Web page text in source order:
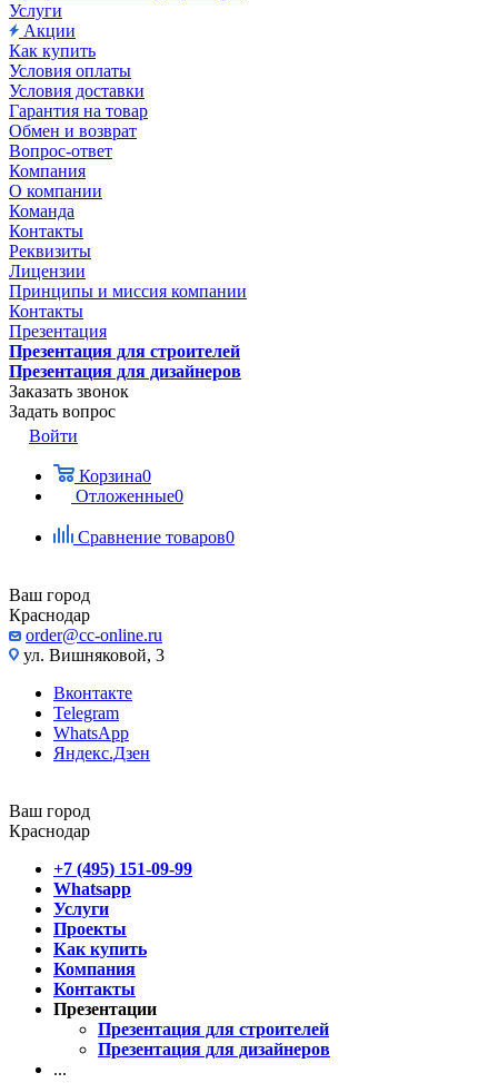
Услуги
Акции
Как купить
Условия оплаты
Условия доставки
Гарантия на товар
Обмен и возврат
Вопрос-ответ
Компания
О компании
Команда
Контакты
Реквизиты
Лицензии
Принципы и миссия компании
Контакты
Презентация
Презентация для строителей
Презентация для дизайнеров
Заказать звонок
Задать вопрос
Войти
Корзина0
Отложенные0
Сравнение товаров0
Ваш город
Краснодар
order@cc-online.ru
ул. Вишняковой, 3
Вконтакте
Telegram
WhatsApp
Яндекс.Дзен
Ваш город
Краснодар
+7 (495) 151-09-99
Whatsapp
Услуги
Проекты
Как купить
Компания
Контакты
Презентации
Презентация для строителей
Презентация для дизайнеров
...